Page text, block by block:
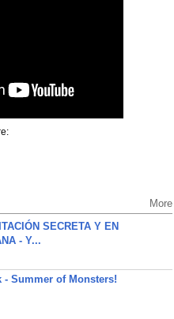
More
SECRETA Y EN
- Y...
- Summer of Monsters!